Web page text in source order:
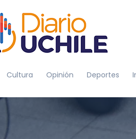
Cultura Opinión Deportes